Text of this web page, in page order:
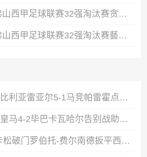
08月04日佛山西甲足球联赛32强淘汰赛贪玩游戏VS美的薪火全场录像
08月04日佛山西甲足球联赛32强淘汰赛藝品高國際VS湛江狂狼·粵辉能源全场录像
锁定季军！比利亚雷亚尔5-1马竞帕雷霍点射佩雷斯两射一传
赢球收官！皇马4-2毕巴卡瓦哈尔告别战助攻姆巴佩贝林厄姆破门
西甲-奥斯卡松破门罗伯托-费尔南德扳平西班牙人1-1皇家社会